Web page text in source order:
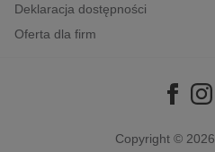
Deklaracja dostępności
Oferta dla firm
Copyright © 2026